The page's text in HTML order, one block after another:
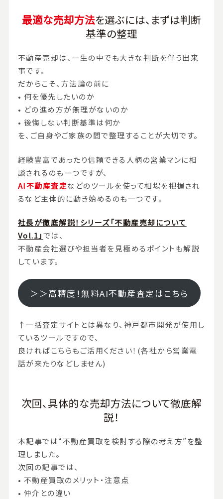
最適な売却方法を選ぶには、まずは判断
基準の整理
不動産売却は、一生の中でも大きな判断を伴う出来
事です。
だからこそ、方法論の前に
• 何を優先したいのか
• どの進め方が無理がないのか
• 後悔しない判断基準は何か
を、ご自身やご家族の間で整理することが大切です。
経験豊富であったり信頼できる人柄の営業マンに相
談されるのも一つですが、
AI不動産査定などのツールを使って相場を把握され
るなど主体的に動き始めるのも一つです。
社長が徹底解説！シリーズ「不動産売却について
Vol.1」では、
不動産会社選びや担当者を見極めるポイントも解説
しています。
＞＞高精度！無料AI不動産査定はこちら
↑一括査定サイトとは異なり、神戸都市開発が使用し
ているツールですので、
良ければこちらもご活用ください！(各社から営業電
話が来たりなどしません)
次回、具体的な売却方法について徹底解
説！
本記事では“不動産買取を検討する際の考え方”を整
理しました。
次回の記事では、
• 不動産買取のメリット・注意点
• 仲介との違い